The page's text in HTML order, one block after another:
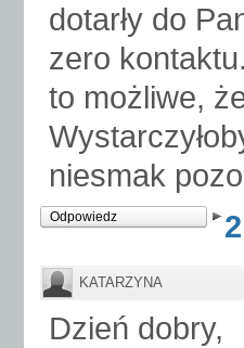
dotarły do
zero
to możliwe,
niesmak
Odpowiedz
KATARZYNA
Dzień dobry,